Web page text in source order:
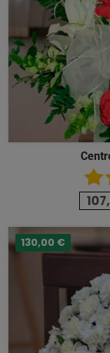
130,00 €